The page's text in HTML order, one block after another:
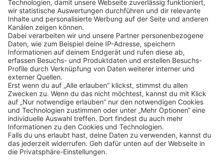
ZAHLUNGSMETHODEN
SOCIAL
NEWSLETTER
BESUCHEN SIE UNS
Alle Preise inkl. gesetzl. Mehrwertsteuer zzgl. Versandkosten und ggf.
Nachnahmegebühren, wenn nicht anders angegeben.